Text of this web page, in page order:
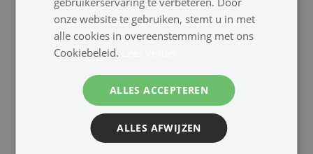
Filter Tv‑beugels op type
Draaibaar
Plat
Kantelbaar
onze website te gebruiken, stemt u in met
alle cookies in overeenstemming met ons
Cookiebeleid.
ALLES ACCEPTEREN
ALLES AFWIJZEN